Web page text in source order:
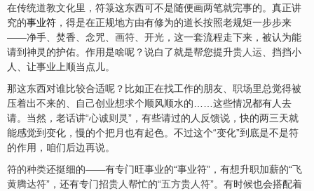
在传统道教文化里，符箓这东西可不是随便画两笔就完事的。真正讲
究的事业符 ，得是在正规地方由有修为的道长按照老规矩一步步来
——净手、焚香、念咒、 画符、 开光 ，这一套流程走下来，被认为能
请到神灵的护佑。作用是啥呢？说白了就是帮您提升贵人运、挡挡小
人、让事业上顺当点儿。
那这东西对谁比较合适呢？比如正在找工作的朋友、 职场里总觉得被
压着出不来的、自己创业想求个顺风顺水的……这些情况都有人去
请。当然，老话讲“心诚则灵”，有些请过的人反馈说，快的两三天就
能感觉到变化，慢的个把月也有起色。不过这个“变化”到底是不是符
的作用，咱们后边再说。
符的种类还挺细的——有专门旺事业的“事业符”，有想升职加薪的“飞
黄腾达符”，还有专门招贵人帮忙的“五方贵人符”。有时候也会搭配着